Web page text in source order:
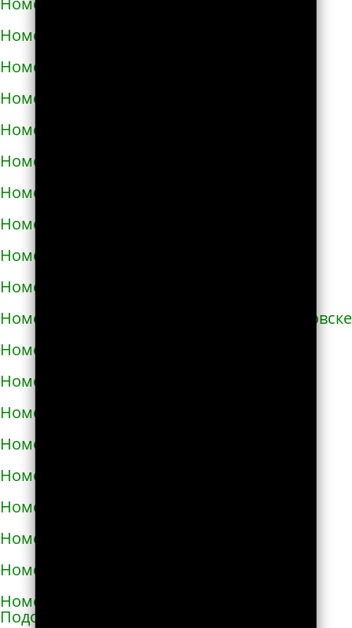
Номера телефонов такси в Запорожье
Номера телефонов такси в Збараже
Номера телефонов такси в Звенигородке
Номера телефонов такси в Здолбунове
Номера телефонов такси в Змиёве
Номера телефонов такси в Знаменке
Номера телефонов такси в Золотоноше
Номера телефонов такси в Золочеве
Номера телефонов такси в Иванкове
Номера телефонов такси в Ивано-Франковске
Номера телефонов такси в Измаиле
Номера телефонов такси в Изюме
Номера телефонов такси в Изяславе
Номера телефонов такси в Ильинцах
Номера телефонов такси в Ирпене
Номера телефонов такси в Казатине
Номера телефонов такси в Калиновке
Номера телефонов такси в Калуше
Номера телефонов такси в Каменце-
Подольском